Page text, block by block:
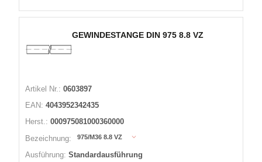
GEWINDESTANGE DIN 975 8.8 VZ
Artikel Nr.: 0603897
EAN: 4043952342435
Herst.: 000975081000360000
Bezeichnung:
975/M36 8.8 VZ
Ausführung: Standardausführung